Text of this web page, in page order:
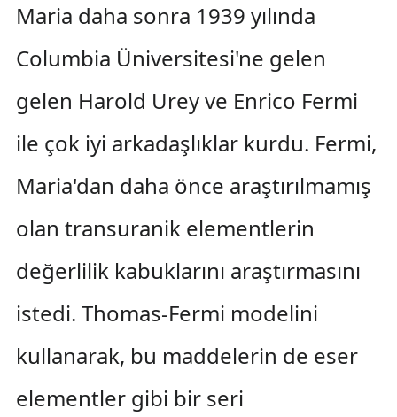
Maria daha sonra 1939 yılında
Columbia Üniversitesi'ne gelen
gelen Harold Urey ve Enrico Fermi
ile çok iyi arkadaşlıklar kurdu. Fermi,
Maria'dan daha önce araştırılmamış
olan transuranik elementlerin
değerlilik kabuklarını araştırmasını
istedi. Thomas-Fermi modelini
kullanarak, bu maddelerin de eser
elementler gibi bir seri